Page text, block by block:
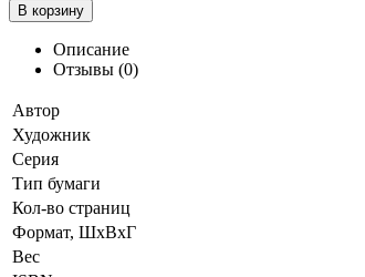
В корзину
Описание
Отзывы (0)
Автор
Художник
Серия
Тип бумаги
Кол-во страниц
Формат, ШхВхГ
Вес